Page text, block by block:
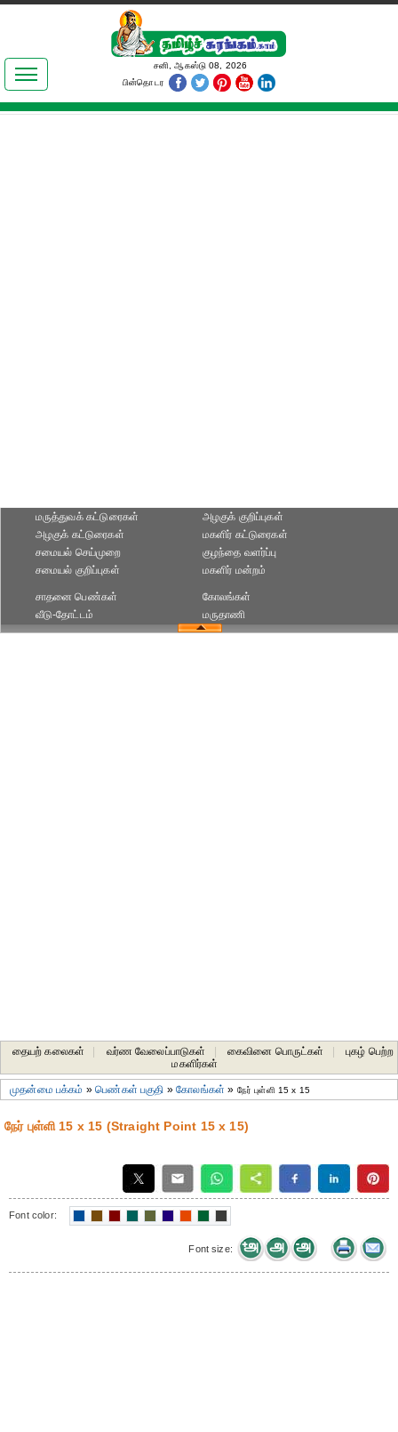
இலக்கியங்கள்
தமிழ் உலகம்
சனி, ஆகஸ்டு 08, 2026
பின்தொடர
மருத்துவக் கட்டுரைகள்
அழகுக் கட்டுரைகள்
அழகுக் குறிப்புகள்
மகளிர் கட்டுரைகள்
சமையல் செய்முறை
சமையல் குறிப்புகள்
குழந்தை வளர்ப்பு
மகளிர் மன்றம்
சாதனை பெண்கள்
வீடு-தோட்டம்
கோலங்கள்
மருதாணி
தையற் கலைகள் வர்ண வேலைப்பாடுகள் கைவினை பொருட்கள்
புகழ் பெற்ற
மகளிர்கள்
முதன்மை பக்கம் »பெண்கள் பகுதி »கோலங்கள் » நேர் புள்ளி 15 x 15
நேர் புள்ளி 15 x 15 (Straight Point 15 x 15)
Font color:
Font size: